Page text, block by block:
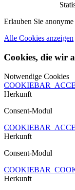
Erlauben Sie
Alle Cookies anzeigen
Cookies, die wir
Notwendige Cookies
Herkunft
Consent-Modul
Herkunft
Consent-Modul
Herkunft